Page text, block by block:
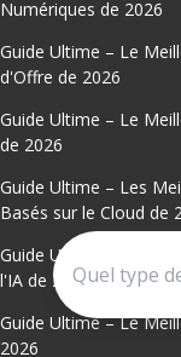
Numériques de 2026
Guide Ultime – Le
d'Offre de 2026
Guide Ultime – Le
de 2026
Guide Ultime – Les
Basés sur le Cloud de
Guide Ultime – Le
l'IA de 2026
Guide Ultime – Le
2026